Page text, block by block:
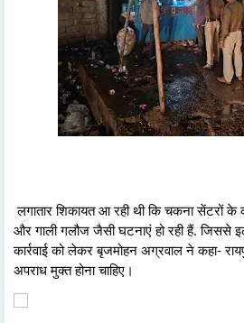
लगातार शिकायत आ रही थी कि चकना सेंटरों
और गाली गलौज जैसी घटनाएं हो रही हैं. जिससे
कार्रवाई को लेकर बृजमोहन अग्रवाल ने कहा-
अपराध मुक्त होना चाहिए।